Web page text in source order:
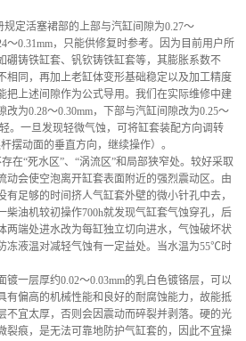
定活塞裙部的上部与汽缸间隙为0.27～
～0.31mm，只能供修复时参考。因为目前用户所
硼铸铁缸套、钒钦铸铁缸套等，其膨胀系数不
相同，再加上老缸体变形基础稳定以及加工精度
把上述间隙作为公式导用。我们在实际维修中建
为0.28～0.30mm，下部与汽缸间隙改为0.25～
。一旦发现轻微气蚀，可将缸套装配方向调转
摆动面的垂直方向，继续操作）。
“死水区”、“涡流区”和局部狭窄处。较好采取
动会使空泡离开缸套表面附近的强烈震动区。由
足够的时间挤人气缸套外壁的微小针孔中去，
柴油机较初操作700h就发现气缸套气蚀穿孔，后
两端处进水改为每缸独立切向进水，气蚀破坏状
冻液温对减轻气蚀有一定益处。当水温为55℃时
一层厚约0.02～0.03mm的乳白色镀铬层，可以
有偏高的机械性能和良好的耐腐蚀能力，故能抵
不宜太厚，否则会因震动而碎裂并剥落。硬的光
裂痕，是无法可靠地防护气缸套的，因此不宜操